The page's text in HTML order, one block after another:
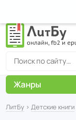
ЛитБу › Детские книги
Жанры